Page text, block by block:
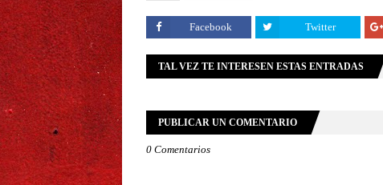
Facebook Twitter
TAL VEZ TE INTERESEN ESTAS ENTRADAS
PUBLICAR UN COMENTARIO
0 Comentarios